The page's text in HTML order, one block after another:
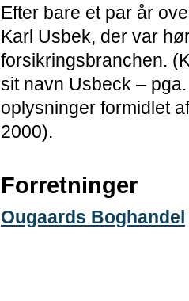
Efter bare et par år
Karl Usbek, der var
forsikringsbranchen.
sit navn Usbeck –
oplysninger formidlet
2000).
Forretninger
Ougaards Boghandel